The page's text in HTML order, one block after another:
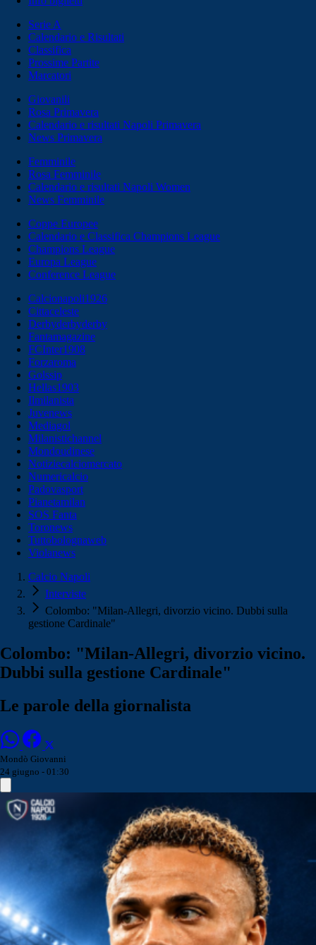
Serie A
Calendario e Risultati
Classifica
Prossime Partite
Marcatori
Giovanili
Rosa Primavera
Calendario e risultati Napoli Primavera
News Primavera
Femminile
Rosa Femminile
Calendario e risultati Napoli Women
News Femminile
Coppe Europee
Calendario e Classifica Champions League
Champions League
Europa League
Conference League
Calcionapoli1926
Cittaceleste
Derbyderbyderby
Fantamagazine
FCInter1908
Forzaroma
Golssip
Hellas1903
Ilmilanista
Juvenews
Mediagol
Milanistichannel
Mondoudinese
Notiziecalciomercato
Numericalcio
Padovasport
Pianetamilan
SOS Fanta
Toronews
Tuttobolognaweb
Violanews
Calcio Napoli
Interviste
Colombo: "Milan-Allegri, divorzio vicino. Dubbi sulla
gestione Cardinale"
Colombo: "Milan-Allegri, divorzio vicino.
Dubbi sulla gestione Cardinale"
Le parole della giornalista
Mondò Giovanni
24 giugno - 01:30